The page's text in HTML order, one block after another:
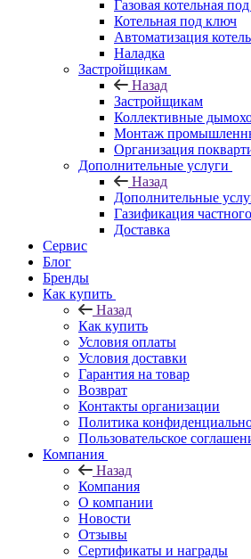
Газовая котельная
Котельная под ключ
Автоматизация
Наладка
Застройщикам
Назад
Застройщикам
Коллективные
Монтаж
Организация
Дополнительные услуги
Назад
Дополнительные
Газификация
Доставка
Сервис
Блог
Бренды
Как купить
Назад
Как купить
Условия оплаты
Условия доставки
Гарантия на товар
Возврат
Контакты организации
Политика
Пользовательское
Компания
Назад
Компания
О компании
Новости
Отзывы
Сертификаты и награды